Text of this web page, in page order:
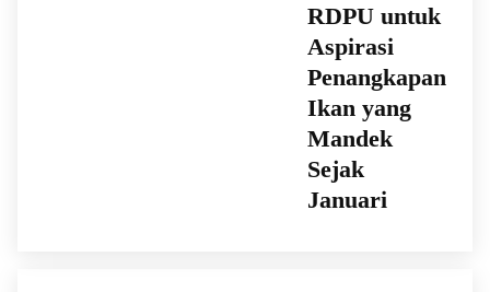
RDPU untuk
Aspirasi
Penangkapan
Ikan yang
Mandek
Sejak
Januari